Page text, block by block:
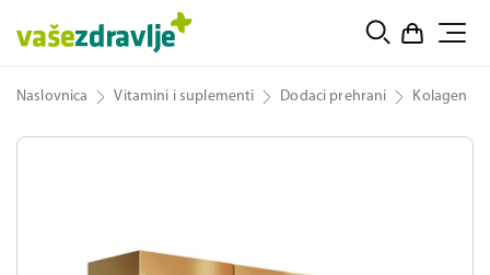
Naslovnica Vitamini i suplementi Dodaci prehrani Kolagen